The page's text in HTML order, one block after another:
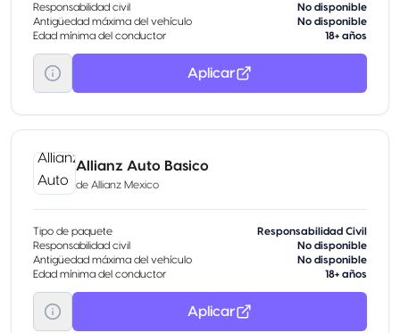
Responsabilidad civil
No disponible
Antigüedad máxima del vehículo
No disponible
Edad mínima del conductor
18+ años
Aplicar
Allianz Auto Basico
de Allianz Mexico
Tipo de paquete
Responsabilidad Civil
Responsabilidad civil
No disponible
Antigüedad máxima del vehículo
No disponible
Edad mínima del conductor
18+ años
Aplicar